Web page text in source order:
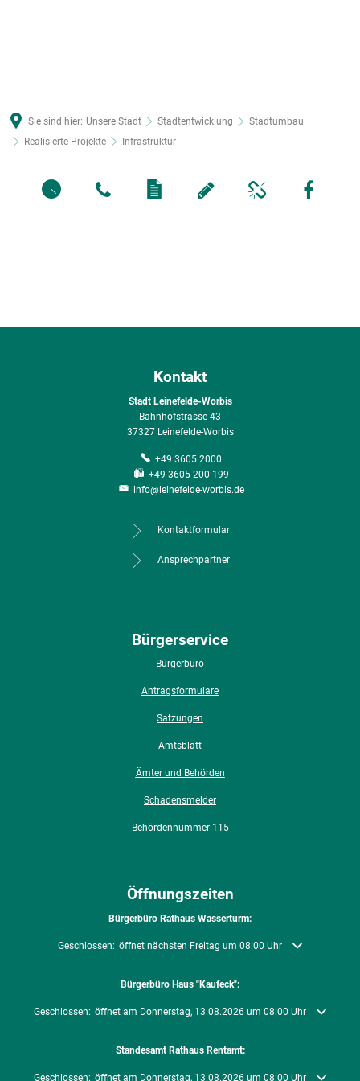
Sie sind hier: Unsere Stadt Stadtentwicklung
Stadtumbau
Realisierte Projekte
Infrastruktur
Kontakt
Stadt Leinefelde-Worbis
Bahnhofstrasse 43
37327 Leinefelde-Worbis
+49 3605 2000
+49 3605 200-199
info@leinefelde-worbis.de
Kontaktformular
Ansprechpartner
Bürgerservice
Bürgerbüro
Antragsformulare
Satzungen
Amtsblatt
Ämter und Behörden
Schadensmelder
Behördennummer 115
Öffnungszeiten
Bürgerbüro Rathaus Wasserturm:
Klicken, um weitere Öffnungs- oder Schließzeiten auszublenden
Geschlossen: öffnet nächsten Freitag um 08:00 Uhr
Bürgerbüro Haus "Kaufeck":
Klicken, um weitere Öffnungs- oder Schließzeiten auszublenden
Geschlossen: öffnet am Donnerstag, 13.08.2026 um 08:00 Uhr
Standesamt Rathaus Rentamt:
Klicken, um weitere Öffnungs- oder Schließzeiten auszublenden
Geschlossen: öffnet am Donnerstag, 13.08.2026 um 08:00 Uhr